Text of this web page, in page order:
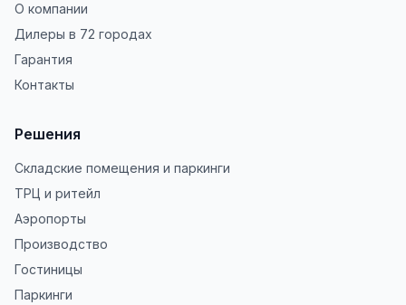
О компании
Дилеры в 72 городах
Гарантия
Контакты
Решения
Складские помещения и паркинги
ТРЦ и ритейл
Аэропорты
Производство
Гостиницы
Паркинги